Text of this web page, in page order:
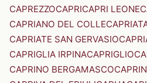
CAPREZZOCAPRICAPRI LEONE
CAPRIANO DEL COLLE
CAPRIATE SAN GERVASIO
CAPRIGLIA IRPINACAPRIGLIO
CAPRINO BERGAMASCO